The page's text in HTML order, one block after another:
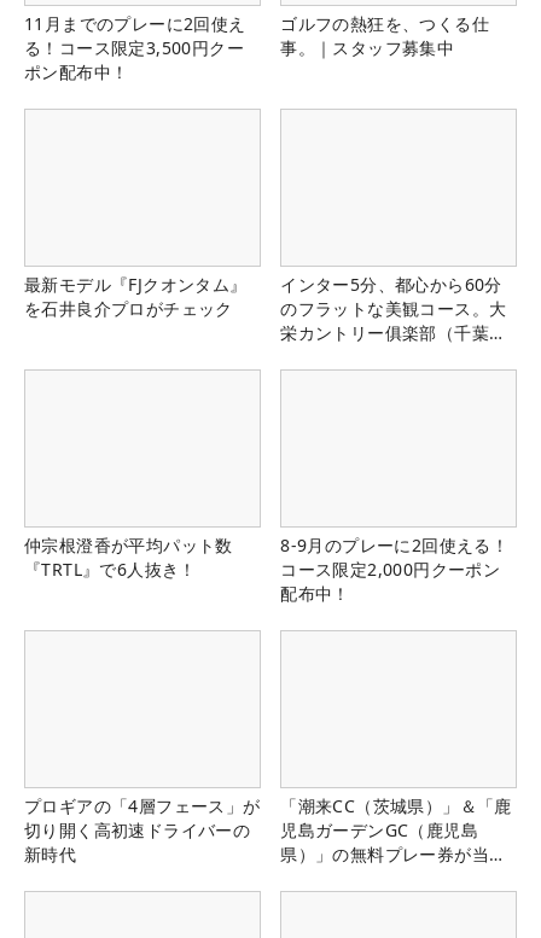
11月までのプレーに2回使え
る！コース限定3,500円クー
ポン配布中！
ゴルフの熱狂を、つくる仕
事。｜スタッフ募集中
最新モデル『FJクオンタム』
を石井良介プロがチェック
インター5分、都心から60分
のフラットな美観コース。大
栄カントリー俱楽部（千葉
仲宗根澄香が平均パット数
『TRTL』で6人抜き！
8-9月のプレーに2回使える！
コース限定2,000円クーポン
配布中！
プロギアの「4層フェース」が
切り開く高初速ドライバーの
新時代
「潮来CC（茨城県）」＆「鹿
児島ガーデンGC（鹿児島
県）」の無料プレー券が当た